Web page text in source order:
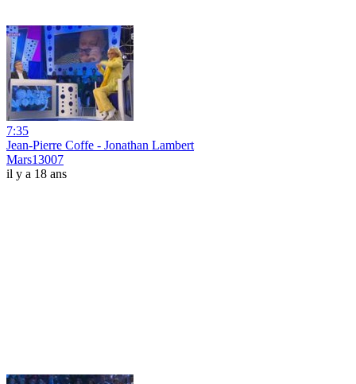
7:35
Jean-Pierre Coffe - Jonathan Lambert
Mars13007
il y a 18 ans